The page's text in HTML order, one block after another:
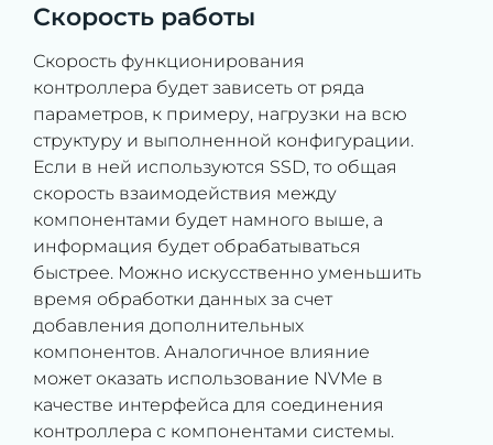
Скорость работы
Скорость функционирования
контроллера будет зависеть от ряда
параметров, к примеру, нагрузки на всю
структуру и выполненной конфигурации.
Если в ней используются SSD, то общая
скорость взаимодействия между
компонентами будет намного выше, а
информация будет обрабатываться
быстрее. Можно искусственно уменьшить
время обработки данных за счет
добавления дополнительных
компонентов. Аналогичное влияние
может оказать использование NVMe в
качестве интерфейса для соединения
контроллера с компонентами системы.